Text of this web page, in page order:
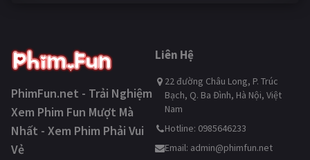
PhimFun.net - Trải Nghiệm
Xem Phim Fun Mượt Mà
Nhất - Xem Phim Phải Vui
Vẻ
Liên Hệ
22 đường Châu Long, P. Trúc
Bạch, Q. Ba Đình, Hà Nội, Việt
Nam
Hotline: 0985646233
Email: admin@phimfun.net